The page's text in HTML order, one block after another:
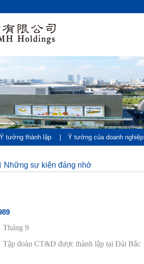
Ý tưởng thành lập Ý tưởng của doanh nghiệp
Những sự kiện đáng nhớ
Tháng 9
Tập đoàn CT&D được thành lập tại Đài Bắc